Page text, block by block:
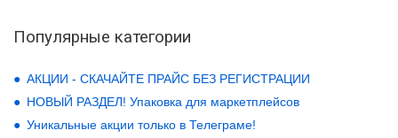
Популярные категории
АКЦИИ - СКАЧАЙТЕ ПРАЙС БЕЗ РЕГИСТРАЦИИ
НОВЫЙ РАЗДЕЛ! Упаковка для маркетплейсов
Уникальные акции только в Телеграме!